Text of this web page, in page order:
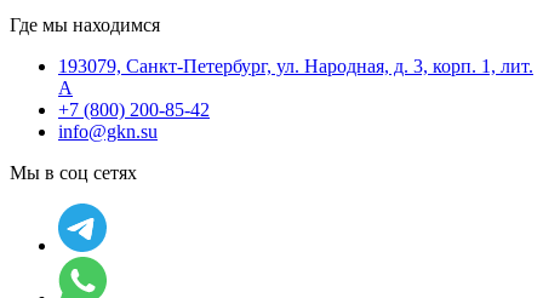
Где мы находимся
193079, Санкт-Петербург, ул. Народная, д. 3, корп. 1, лит.
А
+7 (800) 200-85-42
info@gkn.su
Мы в соц сетях